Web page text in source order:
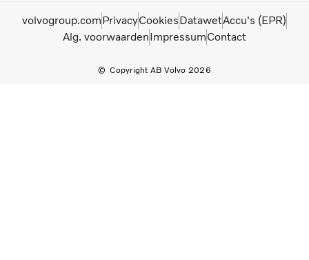
Copyright AB Volvo 2026
volvogroup.comPrivacyCookiesDatawetAccu's (EPR)
Alg. voorwaardenImpressumContact